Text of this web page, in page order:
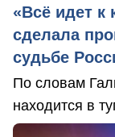
«Всё идет к
сделала
судьбе
По словам
находится в